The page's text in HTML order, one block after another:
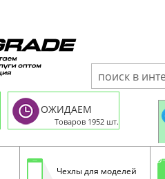
ОЖИДАЕМ
Товаров 1952 шт.
Чехлы для моделей